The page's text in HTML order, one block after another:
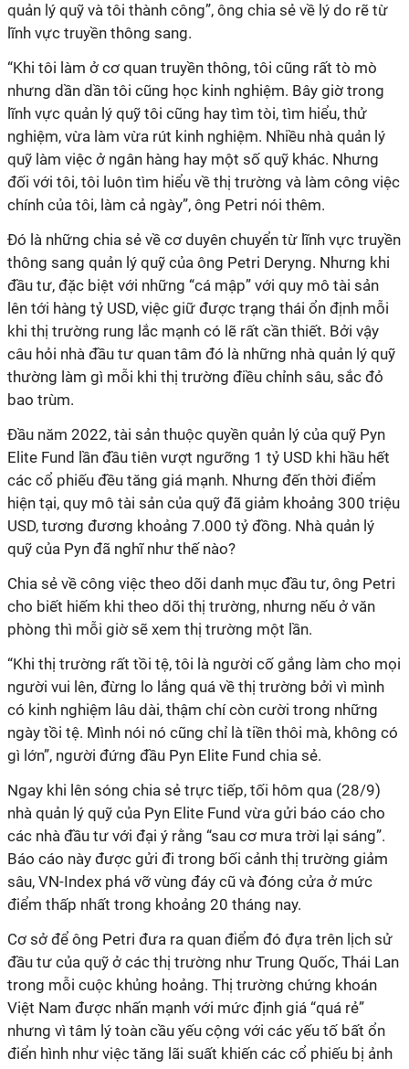
quản lý quỹ và tôi thành công”, ông chia sẻ về lý do rẽ từ
lĩnh vực truyền thông sang.
“Khi tôi làm ở cơ quan truyền thông, tôi cũng rất tò mò
nhưng dần dần tôi cũng học kinh nghiệm. Bây giờ trong
lĩnh vực quản lý quỹ tôi cũng hay tìm tòi, tìm hiểu, thử
nghiệm, vừa làm vừa rút kinh nghiệm. Nhiều nhà quản lý
quỹ làm việc ở ngân hàng hay một số quỹ khác. Nhưng
đối với tôi, tôi luôn tìm hiểu về thị trường và làm công việc
chính của tôi, làm cả ngày”, ông Petri nói thêm.
Đó là những chia sẻ về cơ duyên chuyển từ lĩnh vực truyền
thông sang quản lý quỹ của ông Petri Deryng. Nhưng khi
đầu tư, đặc biệt với những “cá mập” với quy mô tài sản
lên tới hàng tỷ USD, việc giữ được trạng thái ổn định mỗi
khi thị trường rung lắc mạnh có lẽ rất cần thiết. Bởi vậy
câu hỏi nhà đầu tư quan tâm đó là những nhà quản lý quỹ
thường làm gì mỗi khi thị trường điều chỉnh sâu, sắc đỏ
bao trùm.
Đầu năm 2022, tài sản thuộc quyền quản lý của quỹ Pyn
Elite Fund lần đầu tiên vượt ngưỡng 1 tỷ USD khi hầu hết
các cổ phiếu đều tăng giá mạnh. Nhưng đến thời điểm
hiện tại, quy mô tài sản của quỹ đã giảm khoảng 300 triệu
USD, tương đương khoảng 7.000 tỷ đồng. Nhà quản lý
quỹ của Pyn đã nghĩ như thế nào?
Chia sẻ về công việc theo dõi danh mục đầu tư, ông Petri
cho biết hiếm khi theo dõi thị trường, nhưng nếu ở văn
phòng thì mỗi giờ sẽ xem thị trường một lần.
“Khi thị trường rất tồi tệ, tôi là người cố gắng làm cho mọi
người vui lên, đừng lo lắng quá về thị trường bởi vì mình
có kinh nghiệm lâu dài, thậm chí còn cười trong những
ngày tồi tệ. Mình nói nó cũng chỉ là tiền thôi mà, không có
gì lớn”, người đứng đầu Pyn Elite Fund chia sẻ.
Ngay khi lên sóng chia sẻ trực tiếp, tối hôm qua (28/9)
nhà quản lý quỹ của Pyn Elite Fund vừa gửi báo cáo cho
các nhà đầu tư với đại ý rằng “sau cơ mưa trời lại sáng”.
Báo cáo này được gửi đi trong bối cảnh thị trường giảm
sâu, VN-Index phá vỡ vùng đáy cũ và đóng cửa ở mức
điểm thấp nhất trong khoảng 20 tháng nay.
Cơ sở để ông Petri đưa ra quan điểm đó đựa trên lịch sử
đầu tư của quỹ ở các thị trường như Trung Quốc, Thái Lan
trong mỗi cuộc khủng hoảng. Thị trường chứng khoán
Việt Nam được nhấn mạnh với mức định giá “quá rẻ”
nhưng vì tâm lý toàn cầu yếu cộng với các yếu tố bất ổn
điển hình như việc tăng lãi suất khiến các cổ phiếu bị ảnh